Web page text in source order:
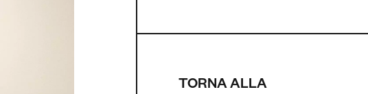
TORNA ALLA